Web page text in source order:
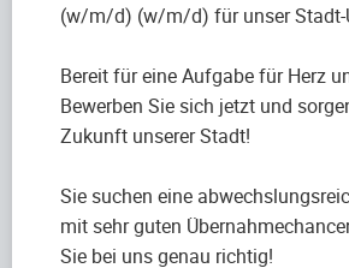
(w/m/d) (w/m/d) für unser Stadt-
Bereit für eine Aufgabe für Herz
Bewerben Sie sich jetzt und
Zukunft unserer Stadt!
Sie suchen eine
mit sehr guten
Sie bei uns genau richtig!